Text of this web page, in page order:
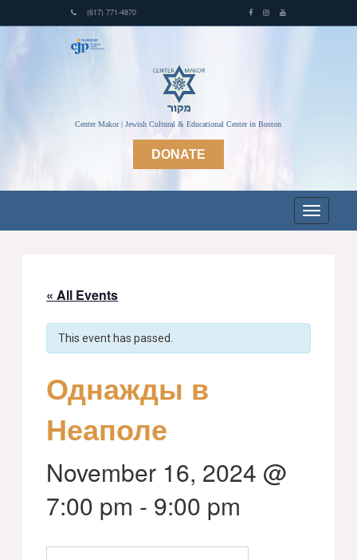
(617) 771-4870
Center Makor | Jewish Cultural & Educational Center in Boston
DONATE
« All Events
This event has passed.
Однажды в
Неаполе
November 16, 2024 @
7:00 pm - 9:00 pm